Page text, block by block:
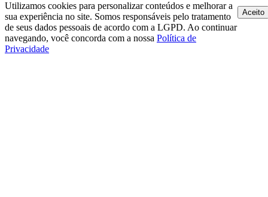
Utilizamos cookies para personalizar conteúdos e melhorar a
sua experiência no site. Somos responsáveis pelo tratamento
de seus dados pessoais de acordo com a LGPD. Ao continuar
navegando, você concorda com a nossa Política de
Privacidade
Aceito